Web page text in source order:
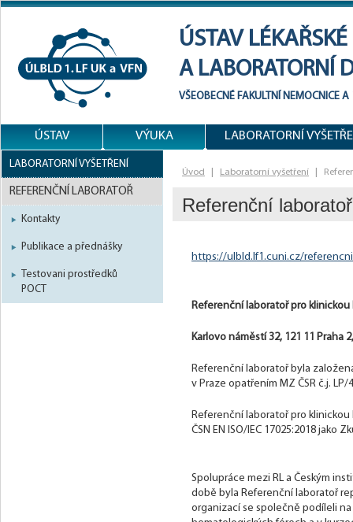
ÚSTAV
A LABORATORNÍ
VŠEOBECNÉ FAKULTNÍ NEMOCNICE A
ÚSTAV VÝUKA LABORATORNÍ
LABORATORNÍ VYŠETŘENÍ
REFERENČNÍ LABORATOŘ
Kontakty
Publikace a přednášky
Testovani prostředků
POCT
Úvod Laboratorní vyšetření
Referenční laboratoř
https://ulbld.lf1.cuni.cz/
Referenční laboratoř pro klinickou
Karlovo náměstí 32, 121 11 Praha
Referenční laboratoř byla
v Praze opatřením MZ ČSR č.j. LP/
Referenční laboratoř pro
ČSN EN ISO/IEC 17025:2018 jako
Spolupráce mezi RL a Českým
době byla Referenční laboratoř
organizací se společně podíleli